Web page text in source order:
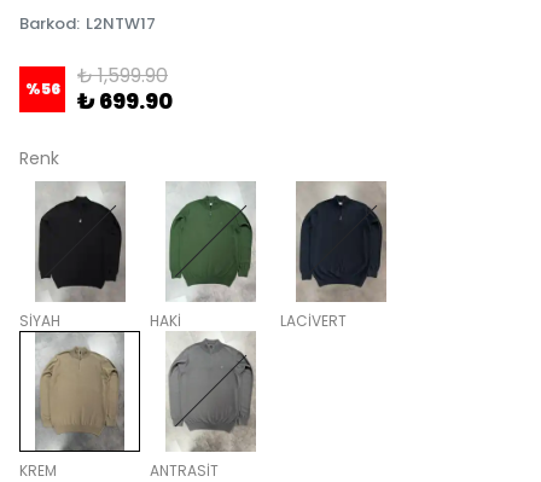
Barkod: L2NTW17
%56 ₺ 1,599.90
₺ 699.90
Renk
SİYAH HAKİ LACİVERT
KREM ANTRASİT